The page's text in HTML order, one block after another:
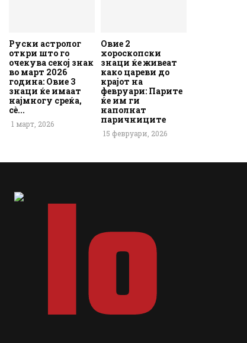
Руски астролог
откри што го
очекува секој знак
во март 2026
година: Овие 3
знаци ќе имаат
најмногу среќа,
сè...
1 март, 2026
Овие 2
хороскопски
знаци ќе живеат
како цареви до
крајот на
февруари: Парите
ќе им ги
наполнат
паричниците
15 февруари, 2026